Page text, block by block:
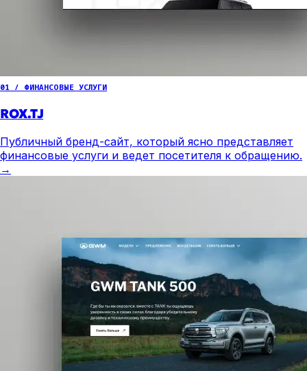
01 / ФИНАНСОВЫЕ УСЛУГИ
ROX.TJ
Публичный бренд-сайт, который ясно представляет
финансовые услуги и ведет посетителя к обращению.
→